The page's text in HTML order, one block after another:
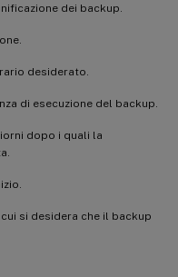
dei backup.
desiderato.
di esecuzione del backup.
dopo i quali la
cui si desidera che il backup